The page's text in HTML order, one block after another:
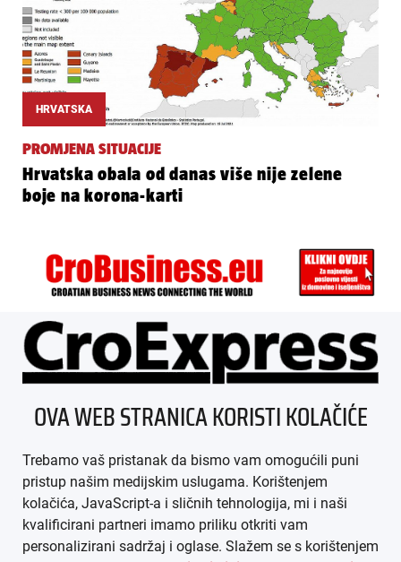
HRVATSKA
PROMJENA SITUACIJE
Hrvatska obala od danas više nije zelene
boje na korona-karti
ÜBER UNS
IMPRESSUM
AGB
DATENSCHUTZ
MEDIADATEN
OVA WEB STRANICA KORISTI KOLAČIĆE
Trebamo vaš pristanak da bismo vam omogućili puni
pristup našim medijskim uslugama. Korištenjem
kolačića, JavaScript-a i sličnih tehnologija, mi i naši
kvalificirani partneri imamo priliku otkriti vam
personalizirani sadržaj i oglase. Slažem se s korištenjem